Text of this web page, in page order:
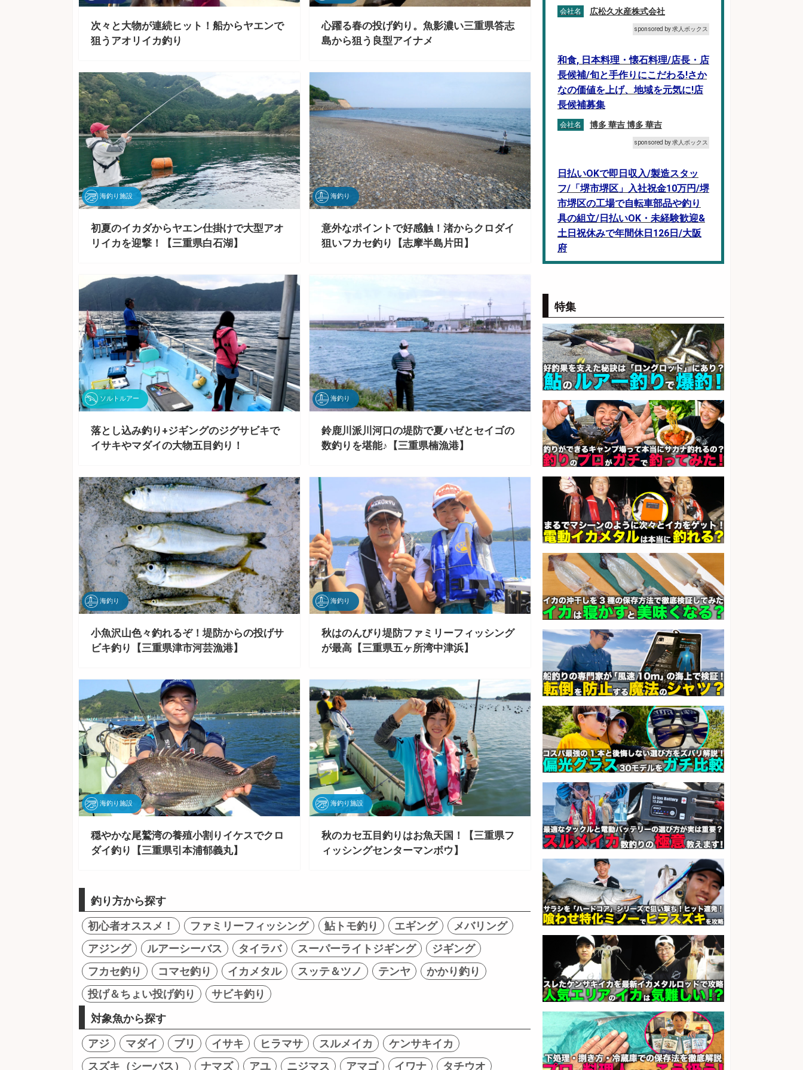
次々と大物が連続ヒット！船からヤエンで
狙うアオリイカ釣り
心躍る春の投げ釣り。魚影濃い三重県答志
島から狙う良型アイナメ
海釣り施設
初夏のイカダからヤエン仕掛けで大型アオ
リイカを迎撃！【三重県白石湖】
海釣り
意外なポイントで好感触！渚からクロダイ
狙いフカセ釣り【志摩半島片田】
ソルトルアー
落とし込み釣り+ジギングのジグサビキで
イサキやマダイの大物五目釣り！
海釣り
鈴鹿川派川河口の堤防で夏ハゼとセイゴの
数釣りを堪能♪【三重県楠漁港】
海釣り
小魚沢山色々釣れるぞ！堤防からの投げサ
ビキ釣り【三重県津市河芸漁港】
海釣り
秋はのんびり堤防ファミリーフィッシング
が最高【三重県五ヶ所湾中津浜】
海釣り施設
穏やかな尾鷲湾の養殖小割りイケスでクロ
ダイ釣り【三重県引本浦郁義丸】
海釣り施設
秋のカセ五目釣りはお魚天国！【三重県フ
ィッシングセンターマンボウ】
釣り方から探す
初心者オススメ！
ファミリーフィッシング 鮎トモ釣り エギング
メバリング
アジング
ルアーシーバス タイラバ スーパーライトジギング
ジギング
フカセ釣り
コマセ釣り イカメタル スッテ＆ツノ テンヤ
かかり釣り
投げ＆ちょい投げ釣り
サビキ釣り
対象魚から探す
アジ
マダイ ブリ イサキ ヒラマサ スルメイカ
ケンサキイカ
スズキ（シーバス）
ナマズ アユ ニジマス アマゴ イワナ タチウオ
会社名 広松久水産株式会社
sponsored by 求人ボックス
和食, 日本料理・懐石料理/店長・店
長候補/旬と手作りにこだわる!さか
なの価値を上げ、地域を元気に!店
長候補募集
会社名 博多 華吉 博多 華吉
sponsored by 求人ボックス
日払いOKで即日収入/製造スタッ
フ/「堺市堺区」入社祝金10万円/堺
市堺区の工場で自転車部品や釣り
具の組立/日払いOK・未経験歓迎&
土日祝休みで年間休日126日/大阪
府
魚の「バイヤー」貴方の目利きで
ヒットを生む、裁量バイヤー募集
会社名 株式会社コムライン
sponsored by 求人ボックス
釣り具などの出荷作業～～/工場/製
造
会社名 UTグループ株式会社
sponsored by 求人ボックス
魚をさばける方必見「鮮魚部門ス
タッフ」/3つの働き方が選べる
会社名 株式会社旬
製造「組立・加工」/釣り具部品の
製造企業にてNC旋盤加工機の操作
日勤寮完備
会社名 フジアルテ株式会社
sponsored by 求人ボックス
日払いOKで即日収入/製造スタッ
フ/「広島市佐伯区」お魚のパック
詰めや品出し業務/広島市佐伯区内/
「時給1,200円」日払い可/残業少な
め×週4日〜OK×車通勤OK
会社名 株式会社ホットスタッフ五日市
sponsored by 求人ボックス
「魚の養殖に関するプロジェクト
」試験実験業務/総合メーカーでの
お仕事です
会社名
ジニアガイド
sponsored by 求人ボックス
さらに求人情報を見る
特集